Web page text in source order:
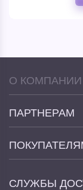
О КОМПАНИИ
ПАРТНЕРАМ
СЛУЖБЫ